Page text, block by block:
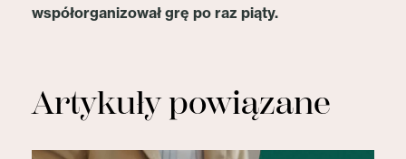
współorganizował grę po raz piąty.
Artykuły powiązane